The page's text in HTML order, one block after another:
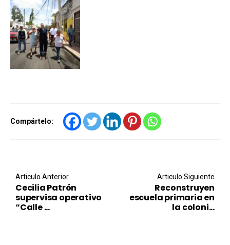
Compártelo:
Post navigation
Articulo Anterior
Cecilia Patrón
supervisa operativo
“Calle ...
Articulo Siguiente
Reconstruyen
escuela primaria en
la coloni...